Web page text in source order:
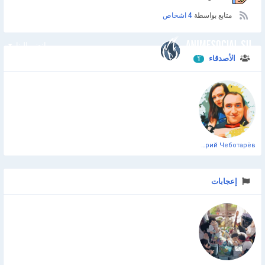
انضم إلينا
متابع بواسطة 4 اشخاص
الأصدقاء 1
إعجابات